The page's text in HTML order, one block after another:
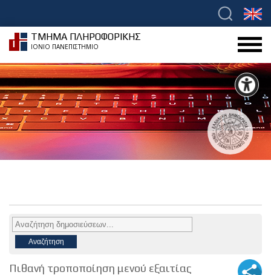
ΤΜΗΜΑ ΠΛΗΡΟΦΟΡΙΚΗΣ
ΙΟΝΙΟ ΠΑΝΕΠΙΣΤΗΜΙΟ
Πιθανή τροποποίηση μενού εξαιτίας